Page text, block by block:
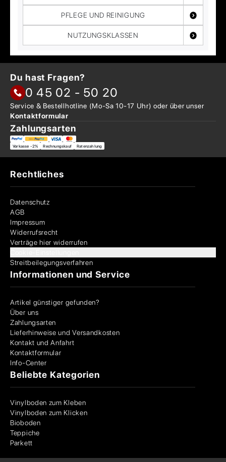
PFLEGE UND REINIGUNG
NUTZUNGSKLASSEN
Du hast Fragen?
0 45 02 - 50 20
Service & Bestellhotline (Mo-Sa 10-17 Uhr) oder überunser
Kontaktformular
Zahlungsarten
Vorkasse -2% Rechnungskauf Ratenzahlung
Rechtliches
Datenschutz
AGB
Impressum
Widerrufsrecht
Verträge hier widerrufen
Streitbeilegungsverfahren
Informationen und Service
Artikel günstiger gefunden?
Über uns
Zahlungsarten
Lieferhinweise und Versandkosten
Kontakt und Anfahrt
Kontaktformular
Info-Center
Beliebte Kategorien
Vinylboden zum Kleben
Vinylboden zum Klicken
Bioboden
Teppiche
Parkett